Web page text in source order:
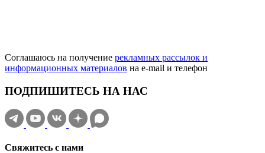
Соглашаюсь на получение рекламных рассылок и
информационных материалов на e‑mail и телефон
ПОДПИШИТЕСЬ НА НАС
Свяжитесь с нами